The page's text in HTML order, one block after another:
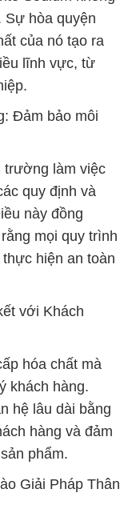
Sự hòa quyện
của nó tạo ra
lĩnh vực, từ
Đảm bảo môi
trường làm việc
quy định và
này đồng
mọi quy trình
hiện an toàn
với Khách
hóa chất mà
khách hàng.
hệ lâu dài bằng
hàng và đảm
phẩm.
Giải Pháp Thân